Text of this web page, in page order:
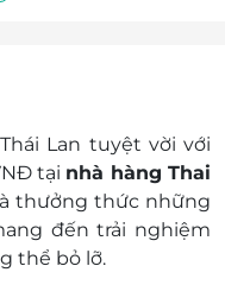
Đà Nẵng
Trung tâm thương
Ngô Quyền, An
3, HCM
GIGAMALL, 240-
Lan tuyệt vời với
tại nhà hàng Thai
thưởng thức những
đến trải nghiệm
thể bỏ lỡ.